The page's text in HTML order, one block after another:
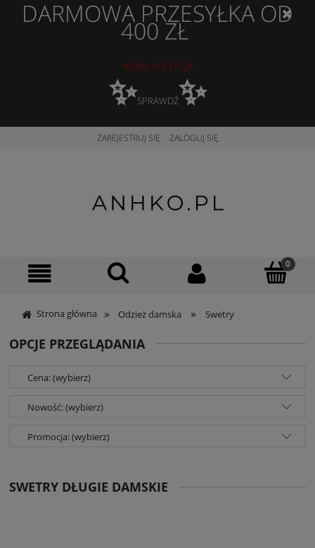
DARMOWA PRZESYŁKA OD
400 ZŁ
NOWA KOLEKCJA
✨SPRAWDŹ✨
ZAREJESTRUJ SIĘ ZALOGUJ SIĘ
Strona główna » Odzież damska » Swetry
OPCJE PRZEGLĄDANIA
Cena: (wybierz)
Nowość: (wybierz)
Promocja: (wybierz)
SWETRY DŁUGIE DAMSKIE